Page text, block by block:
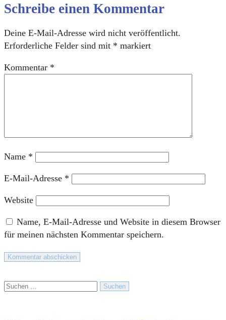
Schreibe einen Kommentar
Deine E-Mail-Adresse wird nicht veröffentlicht.
Erforderliche Felder sind mit * markiert
Kommentar *
Name *
E-Mail-Adresse *
Website
Name, E-Mail-Adresse und Website in diesem Browser
für meinen nächsten Kommentar speichern.
Suchen